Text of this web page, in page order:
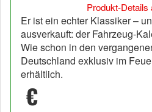
Produkt-Details
Er ist ein echter Klassiker –
ausverkauft: der Fahrzeug-
Wie schon in den
Deutschland exklusiv im
erhältlich.
€